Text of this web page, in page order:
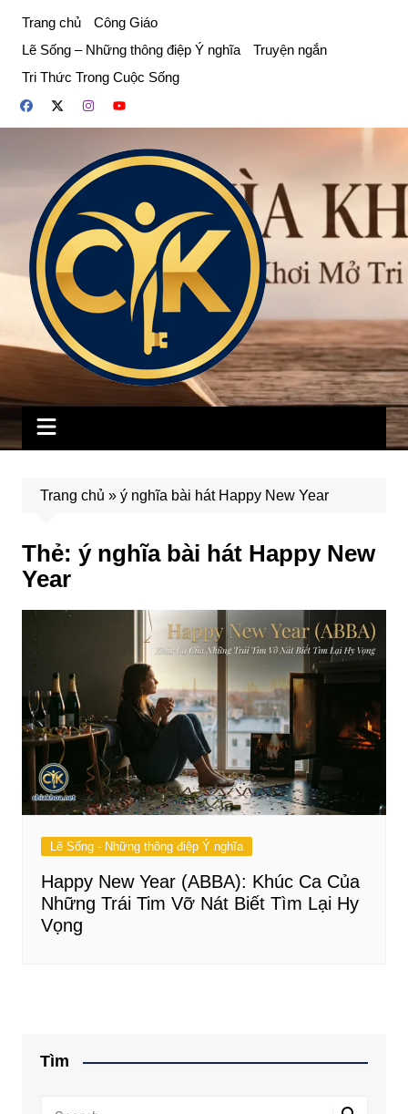
phần
dung
Trang chủ
Công Giáo
Lẽ Sống – Những thông điệp Ý nghĩa
Truyện ngắn
Tri Thức Trong Cuộc Sống
Trang chủ » ý nghĩa bài hát Happy New Year
Thẻ: ý nghĩa bài hát Happy New
Year
Lẽ Sống - Những thông điệp Ý nghĩa
Happy New Year (ABBA): Khúc Ca Của
Những Trái Tim Vỡ Nát Biết Tìm Lại Hy
Vọng
Tìm